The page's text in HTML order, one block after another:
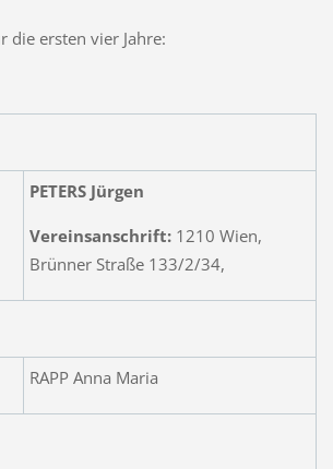
die ersten vier Jahre:
PETERS Jürgen
Vereinsanschrift: 1210 Wien,
Brünner Straße 133/2/34,
RAPP Anna Maria